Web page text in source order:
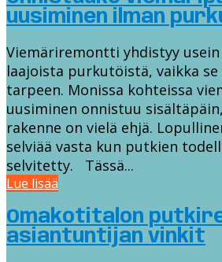
uusiminen ilman
Viemäriremontti yhdistyy
laajoista purkutöistä, vaikka se
tarpeen. Monissa kohteissa
uusiminen onnistuu
rakenne on vielä ehjä.
selviää vasta kun putkien
selvitetty. Tässä...
Lue lisää
Omakotitalon
asiantuntijan vinkit